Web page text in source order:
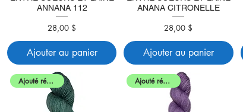
ANNANA 112
Prix
28,00 $
Ajouter au panier
ANANA CITRONELLE
Prix
28,00 $
Ajouter au panier
Ajouté récemment Ajouté récemment